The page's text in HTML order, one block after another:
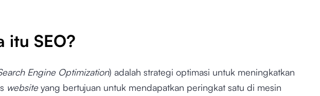
itu SEO?
Engine Optimization) adalah strategi optimasi untuk meningkatkan
websiteyang bertujuan untuk mendapatkan peringkat satu di mesin